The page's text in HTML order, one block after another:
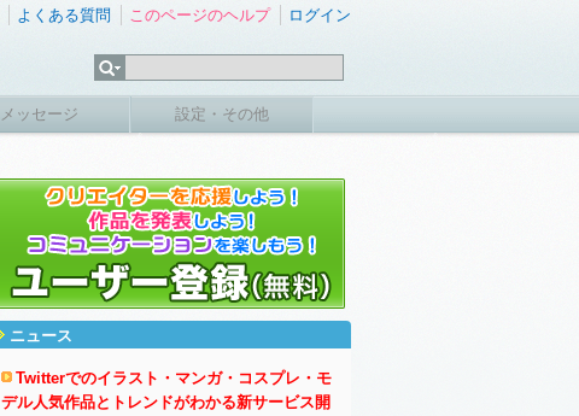
よくある質問 このページのヘルプ ログイン
メッセージ 設定・その他
ニュース
Twitterでのイラスト・マンガ・コスプレ・モ
デル人気作品とトレンドがわかる新サービス開